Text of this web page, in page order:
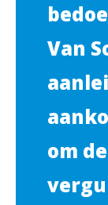
Van
om de